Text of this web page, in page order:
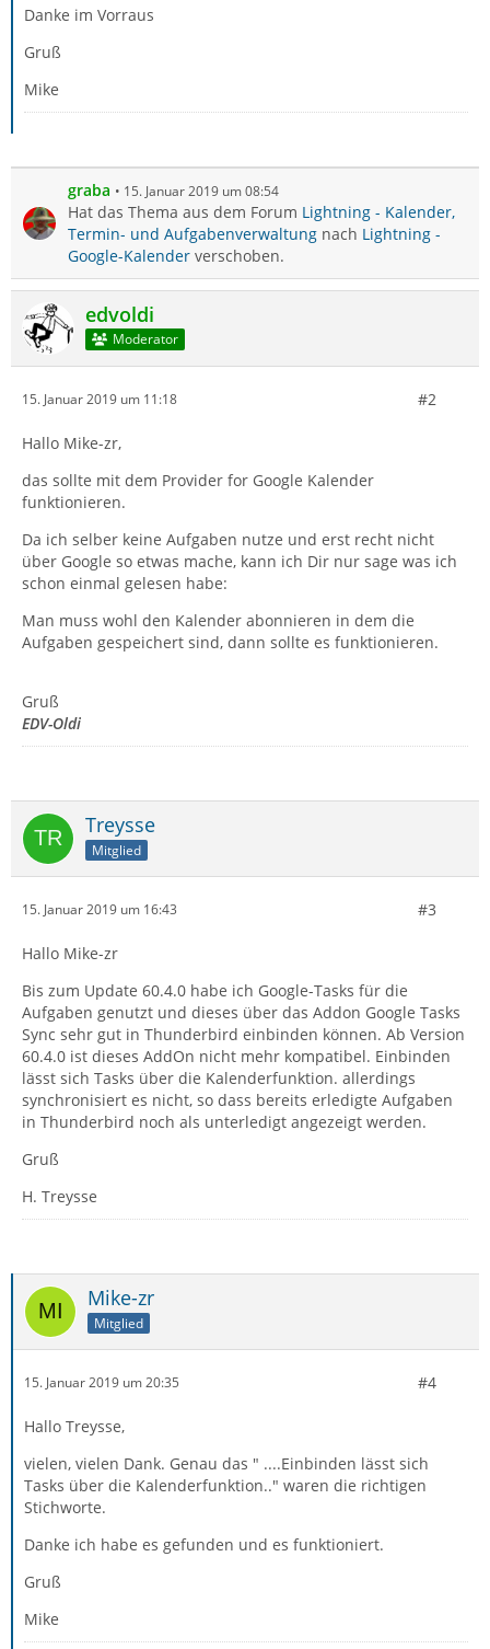
Danke im Vorraus
Gruß
Mike
graba 15. Januar 2019 um 08:54
Hat das Thema aus dem Forum Lightning - Kalender,
Termin- und Aufgabenverwaltung nach Lightning -
Google-Kalender verschoben.
edvoldi
Moderator
15. Januar 2019 um 11:18 #2
Hallo Mike-zr,
das sollte mit dem Provider for Google Kalender
funktionieren.
Da ich selber keine Aufgaben nutze und erst recht nicht
über Google so etwas mache, kann ich Dir nur sage was ich
schon einmal gelesen habe:
Man muss wohl den Kalender abonnieren in dem die
Aufgaben gespeichert sind, dann sollte es funktionieren.
Gruß
EDV-Oldi
Treysse
Mitglied
15. Januar 2019 um 16:43 #3
Hallo Mike-zr
Bis zum Update 60.4.0 habe ich Google-Tasks für die
Aufgaben genutzt und dieses über das Addon Google Tasks
Sync sehr gut in Thunderbird einbinden können. Ab Version
60.4.0 ist dieses AddOn nicht mehr kompatibel. Einbinden
lässt sich Tasks über die Kalenderfunktion. allerdings
synchronisiert es nicht, so dass bereits erledigte Aufgaben
in Thunderbird noch als unterledigt angezeigt werden.
Gruß
H. Treysse
Mike-zr
Mitglied
15. Januar 2019 um 20:35 #4
Hallo Treysse,
vielen, vielen Dank. Genau das " ....Einbinden lässt sich
Tasks über die Kalenderfunktion.." waren die richtigen
Stichworte.
Danke ich habe es gefunden und es funktioniert.
Gruß
Mike